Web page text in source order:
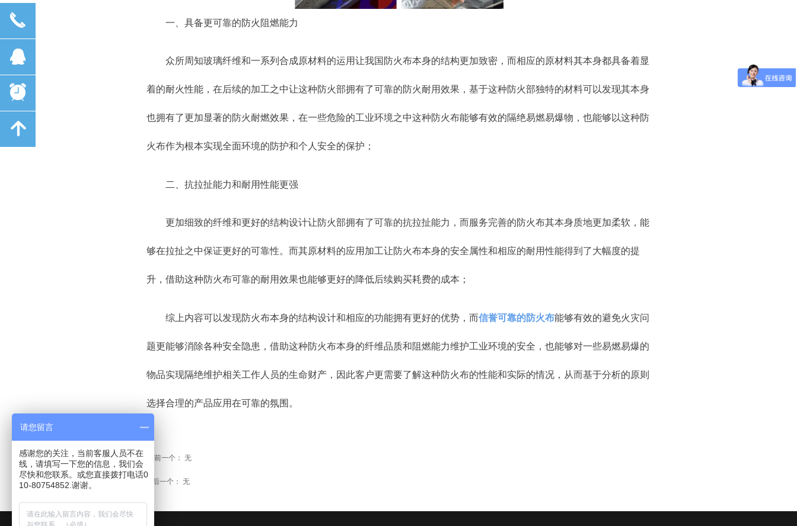
前一个： 无
后一个： 无
一、具备更可靠的防火阻燃能力
众所周知玻璃纤维和一系列合成原材料的运用让我国防火布本身的结构更加致密，而相应的原材料其本身都具备着显
着的耐火性能，在后续的加工之中让这种防火部拥有了可靠的防火耐用效果，基于这种防火部独特的材料可以发现其本身
也拥有了更加显著的防火耐燃效果，在一些危险的工业环境之中这种防火布能够有效的隔绝易燃易爆物，也能够以这种防
火布作为根本实现全面环境的防护和个人安全的保护；
二、抗拉扯能力和耐用性能更强
更加细致的纤维和更好的结构设计让防火部拥有了可靠的抗拉扯能力，而服务完善的防火布其本身质地更加柔软，能
够在拉扯之中保证更好的可靠性。而其原材料的应用加工让防火布本身的安全属性和相应的耐用性能得到了大幅度的提
升，借助这种防火布可靠的耐用效果也能够更好的降低后续购买耗费的成本；
综上内容可以发现防火布本身的结构设计和相应的功能拥有更好的优势，而信誉可靠的防火布能够有效的避免火灾问
题更能够消除各种安全隐患，借助这种防火布本身的纤维品质和阻燃能力维护工业环境的安全，也能够对一些易燃易爆的
物品实现隔绝维护相关工作人员的生命财产，因此客户更需要了解这种防火布的性能和实际的情况，从而基于分析的原则
选择合理的产品应用在可靠的氛围。
끅
뀩
뀥
녕
请您留言
感谢您的关注，当前客服人员不在
线，请填写一下您的信息，我们会
尽快和您联系。或您直接拨打电话0
10-80754852.谢谢。